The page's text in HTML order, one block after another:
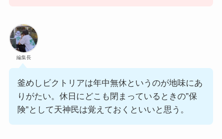
編集長
釜めしビクトリアは年中無休というのが地味にあ
りがたい。休日にどこも閉まっているときの”保
険”として天神民は覚えておくといいと思う。